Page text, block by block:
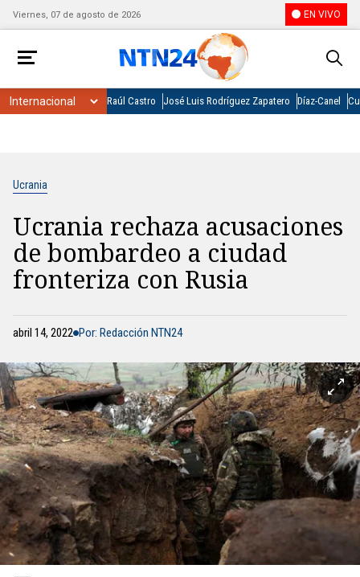
Viernes, 07 de agosto de 2026 EN VIVO
Raúl Castro José Luis Rodríguez Zapatero Díaz-Canel
Ucrania
Ucrania rechaza acusaciones
de bombardeo a ciudad
fronteriza con Rusia
abril 14, 2022 Por: Redacción NTN24